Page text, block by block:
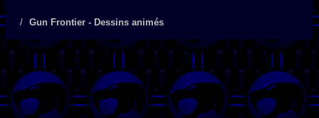
Gun Frontier - Dessins animés